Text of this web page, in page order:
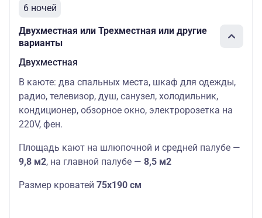
6 ночей
Двухместная или Трехместная или другие
варианты
Двухместная
В каюте: два спальных места, шкаф для одежды,
радио, телевизор, душ, санузел, холодильник,
кондиционер, обзорное окно, электророзетка на
220V, фен.
Площадь кают на шлюпочной и средней палубе —
9,8 м2, на главной палубе — 8,5 м2
Размер кроватей 75х190 см